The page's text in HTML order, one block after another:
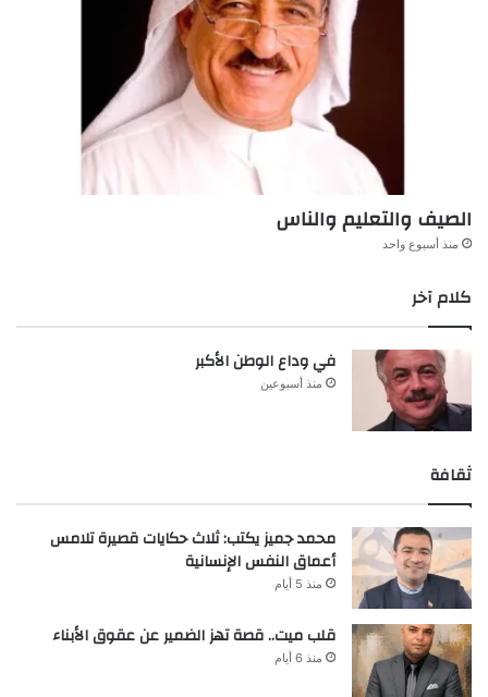
الصيف والتعليم والناس
منذ أسبوع واحد
كلام آخر
في وداع الوطن الأكبر
منذ أسبوعين
ثقافة
محمد جميز يكتب: ثلاث حكايات قصيرة تلامس
أعماق النفس الإنسانية
منذ 5 أيام
قلب ميت.. قصة تهز الضمير عن عقوق الأبناء
منذ 6 أيام